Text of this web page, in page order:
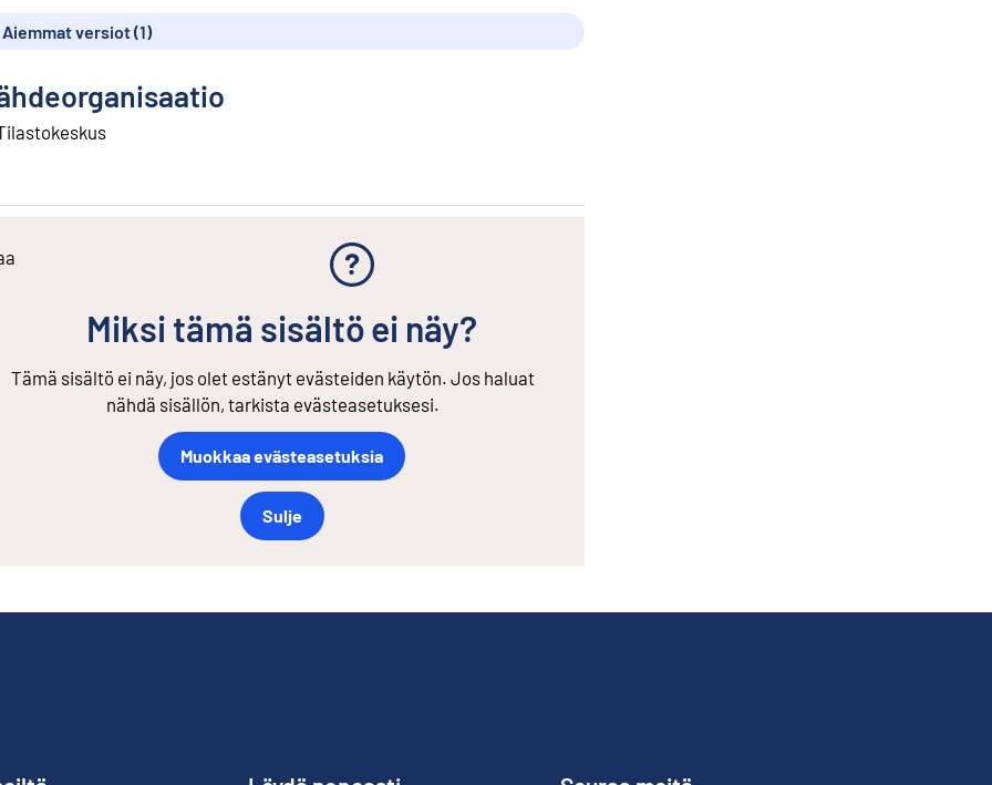
Aiemmat versiot (1)
Miksi tämä sisältö ei näy?
Tämä sisältö ei näy, jos olet estänyt evästeiden käytön. Jos haluat
nähdä sisällön, tarkista evästeasetuksesi.
Muokkaa evästeasetuksia
Sulje